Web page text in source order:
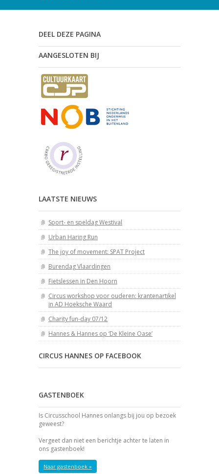
DEEL DEZE PAGINA
AANGESLOTEN BIJ
LAATSTE NIEUWS
Sport- en speldag Westival
Urban Haring Run
The joy of movement: SPAT Project
Burendag Vlaardingen
Fietslessen in Den Hoorn
Circus workshop voor ouderen: krantenartikel
in AD Hoeksche Waard
Charity fun-day 07/12
Hannes & Hannes op ‘De Kleine Oase’
CIRCUS HANNES OP FACEBOOK
GASTENBOEK
Is Circusschool Hannes onlangs bij jou op bezoek
geweest?
Vergeet dan niet een berichtje achter te laten in
ons gastenboek!
Naar gastenboek »